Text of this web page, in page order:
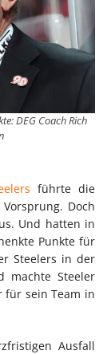
DEG Coach Rich
führte die
Doch
Und hatten in
Punkte für
Steelers in der
machte Steeler
für sein Team in
Ausfall